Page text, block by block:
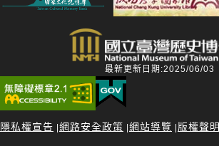
最新更新日期:2025/06/03
隱私權宣告 網路安全政策 網站導覽 版權聲明